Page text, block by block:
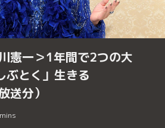
憲一＞1年間で2つの大
とく」生きる
分）
mins